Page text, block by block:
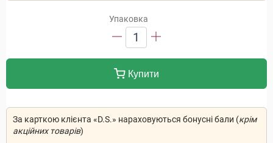
Упаковка
1
Купити
За карткою клієнта «D.S.» нараховуються бонусні бали (крім
акційних товарів)